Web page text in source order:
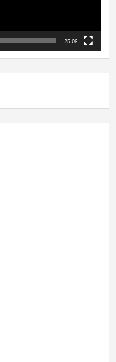
25:09